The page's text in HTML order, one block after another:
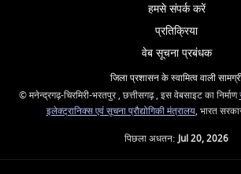
हमसे संपर्क करें
प्रतिक्रिया
वेब सूचना प्रबंधक
जिला प्रशासन के स्वामित्व वाली
© मनेन्द्रगढ़-चिरमिरी-भरतपुर , छत्तीसगढ़ , इस वेबसाइट का निर्माण
इलेक्ट्रानिक्स एवं सूचना प्रौद्योगिकी मंत्रालय, भारत
पिछला अधतन:Jul 20, 2026